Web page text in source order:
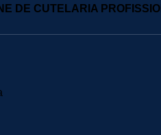
DE CUTELARIA